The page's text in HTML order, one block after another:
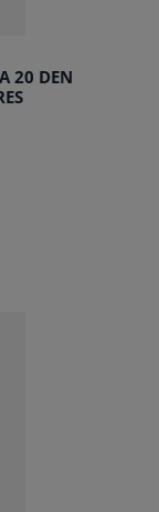
20 DEN